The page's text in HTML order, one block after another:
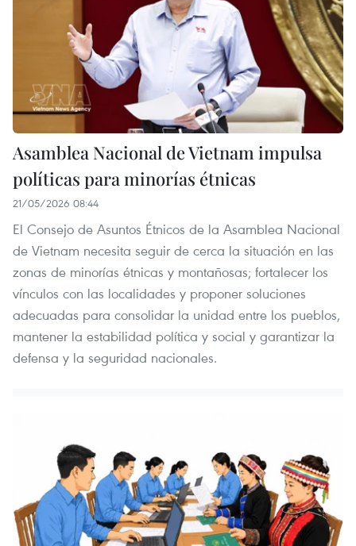
Asamblea Nacional de Vietnam impulsa
políticas para minorías étnicas
21/05/2026 08:44
El Consejo de Asuntos Étnicos de la Asamblea Nacional
de Vietnam necesita seguir de cerca la situación en las
zonas de minorías étnicas y montañosas; fortalecer los
vínculos con las localidades y proponer soluciones
adecuadas para consolidar la unidad entre los pueblos,
mantener la estabilidad política y social y garantizar la
defensa y la seguridad nacionales.